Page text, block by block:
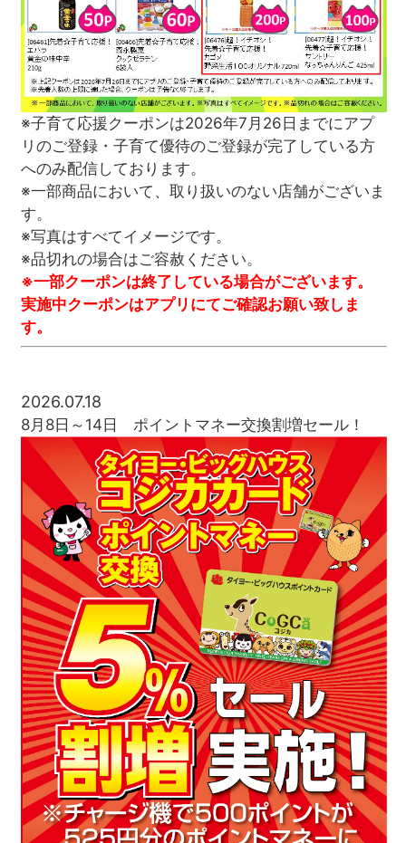
※子育て応援クーポンは2026年7月26日までにアプ
リのご登録・子育て優待のご登録が完了している方
へのみ配信しております。
※一部商品において、取り扱いのない店舗がございま
す。
※写真はすべてイメージです。
※品切れの場合はご容赦ください。
※一部クーポンは終了している場合がございます。
実施中クーポンはアプリにてご確認お願い致しま
す。
2026.07.18
8月8日～14日 ポイントマネー交換割増セール！